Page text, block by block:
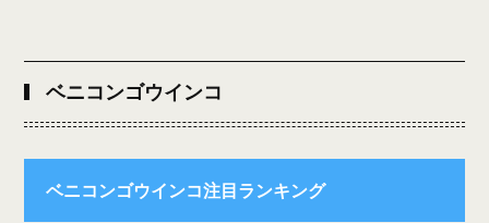
ベニコンゴウインコ
ベニコンゴウインコ注目ランキング